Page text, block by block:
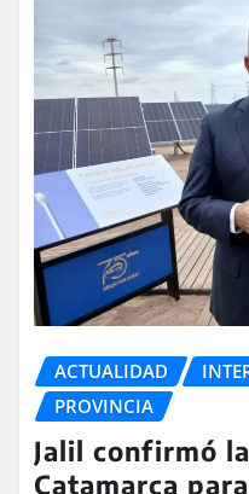
ACTUALIDAD
PROVINCIA
Jalil confirmó
Catamarca